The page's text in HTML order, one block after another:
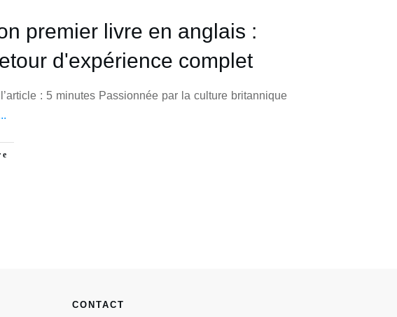
premier livre en anglais :
d'expérience complet
: 5 minutes Passionnée par la culture britannique
CONTACT